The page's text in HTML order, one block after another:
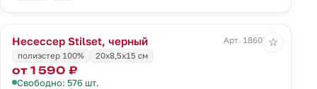
Несессер Stilset, черный
Арт. 18603.30
полиэстер 100%
20x8,5x15 см
от 1 590 ₽
Свободно: 576 шт.
☆